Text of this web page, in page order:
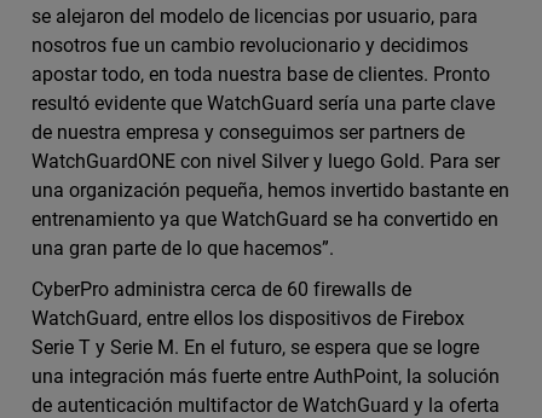
se alejaron del modelo de licencias por usuario, para
nosotros fue un cambio revolucionario y decidimos
apostar todo, en toda nuestra base de clientes. Pronto
resultó evidente que WatchGuard sería una parte clave
de nuestra empresa y conseguimos ser partners de
WatchGuardONE con nivel Silver y luego Gold. Para ser
una organización pequeña, hemos invertido bastante en
entrenamiento ya que WatchGuard se ha convertido en
una gran parte de lo que hacemos”.
CyberPro administra cerca de 60 firewalls de
WatchGuard, entre ellos los dispositivos de Firebox
Serie T y Serie M. En el futuro, se espera que se logre
una integración más fuerte entre AuthPoint, la solución
de autenticación multifactor de WatchGuard y la oferta